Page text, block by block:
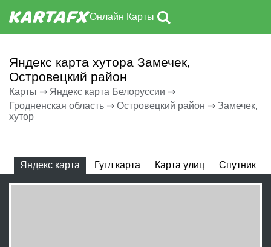
Онлайн Карты
Яндекс карта хутора Замечек,
Островецкий район
Карты ⇒ Яндекс карта Белоруссии ⇒
Гродненская область ⇒ Островецкий район ⇒ Замечек,
хутор
Яндекс карта Гугл карта Карта улиц Спутник